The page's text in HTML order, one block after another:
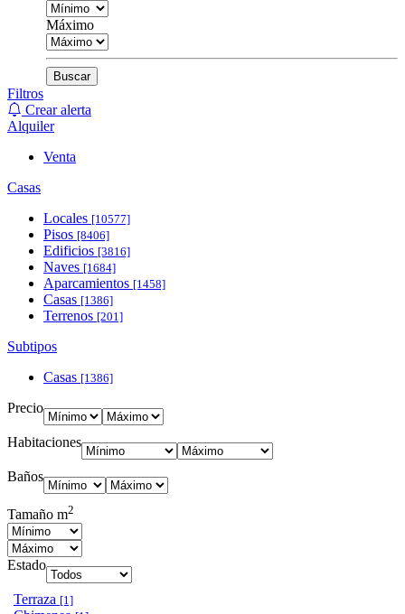
Máximo
Buscar
Filtros
Crear alerta
Alquiler
Venta
Casas
Locales [10577]
Pisos [8406]
Edificios [3816]
Naves [1684]
Aparcamientos [1458]
Casas [1386]
Terrenos [201]
Subtipos
Casas [1386]
Precio
Habitaciones
Baños
Tamaño m2
Estado
Terraza [1]